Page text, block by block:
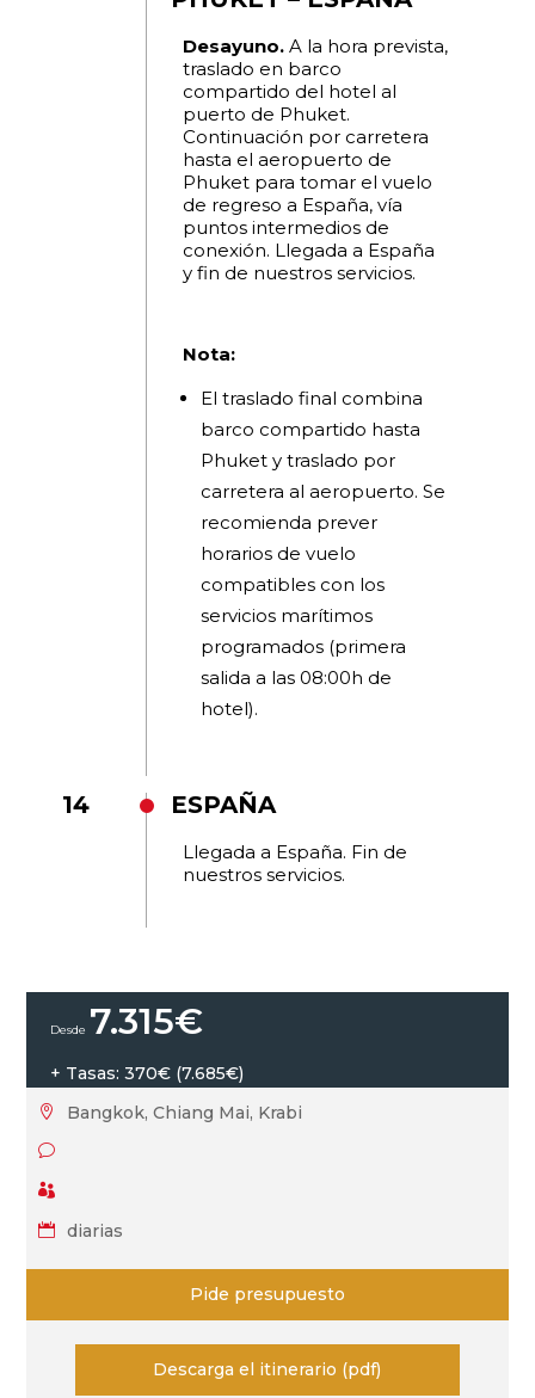
Desayuno. A la hora prevista,
traslado en barco
compartido del hotel al
puerto de Phuket.
Continuación por carretera
hasta el aeropuerto de
Phuket para tomar el vuelo
de regreso a España, vía
puntos intermedios de
conexión. Llegada a España
y fin de nuestros servicios.
Nota:
El traslado final combina
barco compartido hasta
Phuket y traslado por
carretera al aeropuerto. Se
recomienda prever
horarios de vuelo
compatibles con los
servicios marítimos
programados (primera
salida a las 08:00h de
hotel).
14 ESPAÑA
Llegada a España. Fin de
nuestros servicios.
7.315€
+ Tasas: 370€ (7.685€)
 Bangkok, Chiang Mai, Krabi
v

 diarias
Pide presupuesto
Descarga el itinerario (pdf)